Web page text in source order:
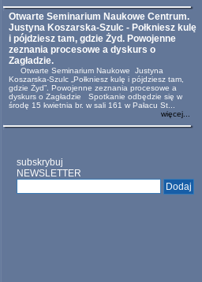
Otwarte Seminarium Naukowe Centrum.
Justyna Koszarska-Szulc - Połkniesz kulę
i pójdziesz tam, gdzie Żyd. Powojenne
zeznania procesowe a dyskurs o
Zagładzie.
Otwarte Seminarium Naukowe Justyna
Koszarska-Szulc „Połkniesz kulę i pójdziesz tam,
gdzie Żyd”. Powojenne zeznania procesowe a
dyskurs o Zagładzie Spotkanie odbędzie się w
środę 15 kwietnia br. w sali 161 w Pałacu St...
więcej...
subskrybuj
NEWSLETTER